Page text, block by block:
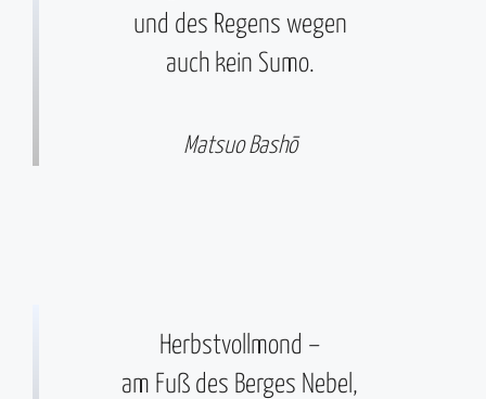
und des Regens wegen
auch kein Sumo.
Matsuo Bashō
Herbstvollmond –
am Fuß des Berges Nebel,